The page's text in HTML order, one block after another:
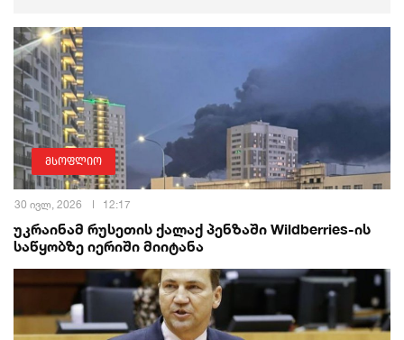
მსოფლიო
30 ივლ, 2026 12:17
უკრაინამ რუსეთის ქალაქ პენზაში Wildberries-ის
საწყობზე იერიში მიიტანა